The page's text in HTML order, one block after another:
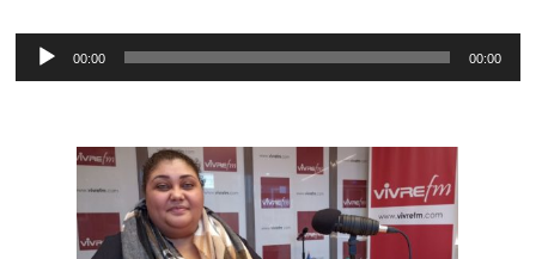
Lecteur
00:00 00:00